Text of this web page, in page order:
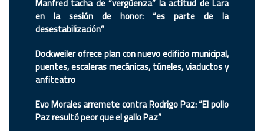
en la sesión de honor: “es parte de la
desestabilización”
Dockweiler ofrece plan con nuevo edificio municipal,
puentes, escaleras mecánicas, túneles, viaductos y
anfiteatro
Evo Morales arremete contra Rodrigo Paz: “El pollo
Paz resultó peor que el gallo Paz”